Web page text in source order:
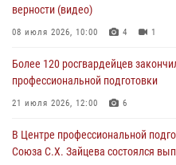
В Москве росгвардейцы
на охранника торгового центра
В Главном управлении
работы подразделений за
верности (видео)
08 июля 2026, 10:00 4 1
Более 120 росгвардейцев
профессиональной подготовки
21 июля 2026, 12:00 6
В Центре профессиональной
Союза С.Х. Зайцева состоялся